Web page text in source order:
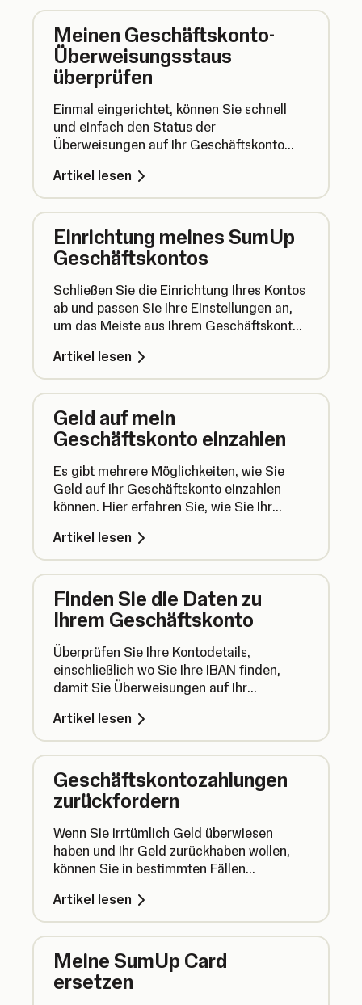
Meinen Geschäftskonto-
Überweisungsstaus
überprüfen
Einmal eingerichtet, können Sie schnell
und einfach den Status der
Überweisungen auf Ihr Geschäftskonto
Artikel lesen
Einrichtung meines SumUp
Geschäftskontos
Schließen Sie die Einrichtung Ihres Kontos
ab und passen Sie Ihre Einstellungen an,
um das Meiste aus Ihrem Geschäftskonto
Artikel lesen
Geld auf mein
Geschäftskonto einzahlen
Es gibt mehrere Möglichkeiten, wie Sie
Geld auf Ihr Geschäftskonto einzahlen
können. Hier erfahren Sie, wie Sie Ihr
aufladen können.
Artikel lesen
Finden Sie die Daten zu
Ihrem Geschäftskonto
Überprüfen Sie Ihre Kontodetails,
einschließlich wo Sie Ihre IBAN finden,
damit Sie Überweisungen auf Ihr
Artikel lesen
Geschäftskontozahlungen
zurückfordern
Wenn Sie irrtümlich Geld überwiesen
haben und Ihr Geld zurückhaben wollen,
können Sie in bestimmten Fällen
Sie hier, wie Sie dies tun können.
Artikel lesen
Meine SumUp Card
ersetzen